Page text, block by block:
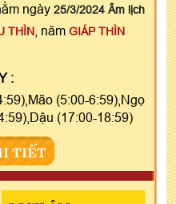
ngày 25/3/2024 Âm lịch
THÌN , năm GIÁP THÌN
:
(5:00-6:59),Ngọ
(17:00-18:59)
TIẾT